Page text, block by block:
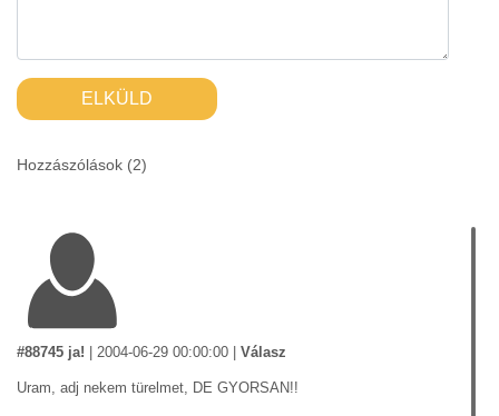
ELKÜLD
Hozzászólások (2)
#88745 ja! 2004-06-29 00:00:00 Válasz
Uram, adj nekem türelmet, DE GYORSAN!!